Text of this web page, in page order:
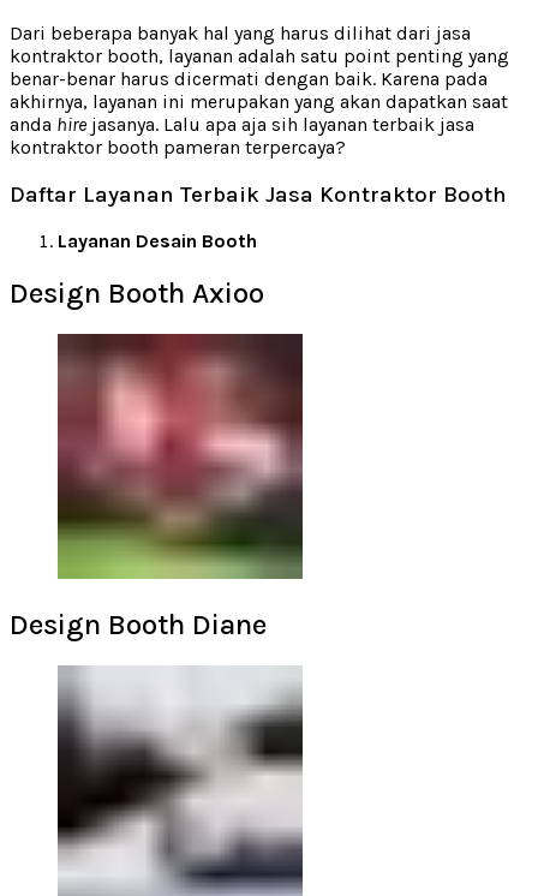
Dari beberapa banyak hal yang harus dilihat dari jasa
kontraktor booth, layanan adalah satu point penting yang
benar-benar harus dicermati dengan baik. Karena pada
akhirnya, layanan ini merupakan yang akan dapatkan saat
anda hire jasanya. Lalu apa aja sih layanan terbaik jasa
kontraktor booth pameran terpercaya?
Daftar Layanan Terbaik Jasa Kontraktor Booth
Layanan Desain Booth
Design Booth Axioo
Design Booth Diane